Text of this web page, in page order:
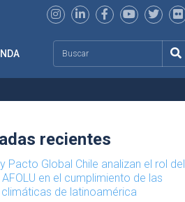
recientes
Pacto Global Chile analizan el rol del
en el cumplimiento de las
de latinoamérica